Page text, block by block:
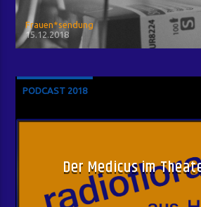
Frauen*sendung
15.12.2018
PODCAST 2018
Der Medicus im